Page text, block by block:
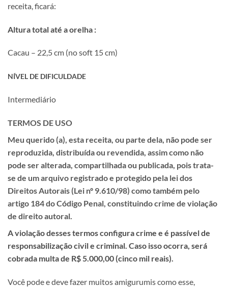
receita, ficará:
Altura total até a orelha :
Cacau – 22,5 cm (no soft 15 cm)
NÍVEL DE DIFICULDADE
Intermediário
TERMOS DE USO
Meu querido (a), esta receita, ou parte dela, não pode ser
reproduzida, distribuída ou revendida, assim como não
pode ser alterada, compartilhada ou publicada, pois trata-
se de umarquivo registrado e protegido pela lei dos
Direitos Autorais (Lei nº 9.610/98) como também pelo
artigo 184 do Código Penal, constituindo crime de violação
de direito autoral.
A violação desses termos configura crime e é passível de
responsabilização civil e criminal. Caso isso ocorra, será
cobrada multa de R$ 5.000,00 (cinco mil reais).
Você pode e deve fazer muitos amigurumis como esse,